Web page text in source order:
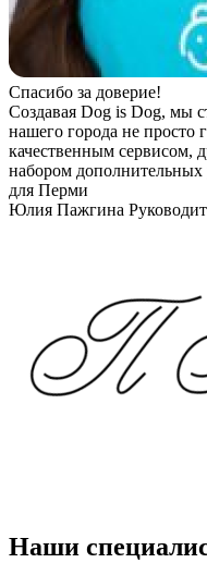
Спасибо за доверие!
Создавая Dog is Dog, мы
нашего города не просто
качественным сервисом,
набором дополнительных
для Перми
Юлия Пажгина
Наши